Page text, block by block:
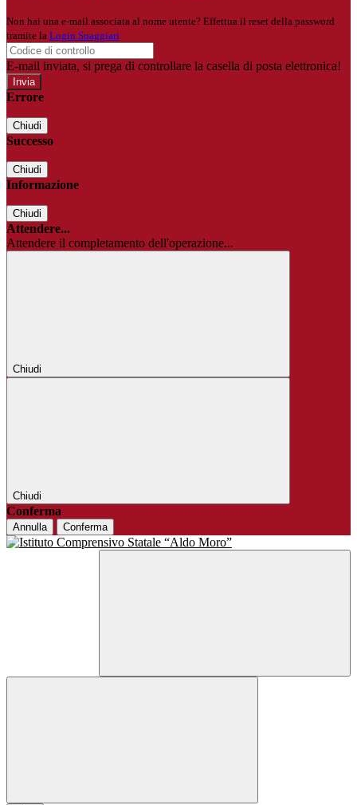
Non hai una e-mail associata al nome utente? Effettua il reset della password
tramite la Login Spaggiari
E-mail inviata, si prega di controllare la casella di posta elettronica!
Errore
Chiudi
Successo
Chiudi
Informazione
Chiudi
Attendere...
Attendere il completamento dell'operazione...
Chiudi
Chiudi
Conferma
Annulla Conferma